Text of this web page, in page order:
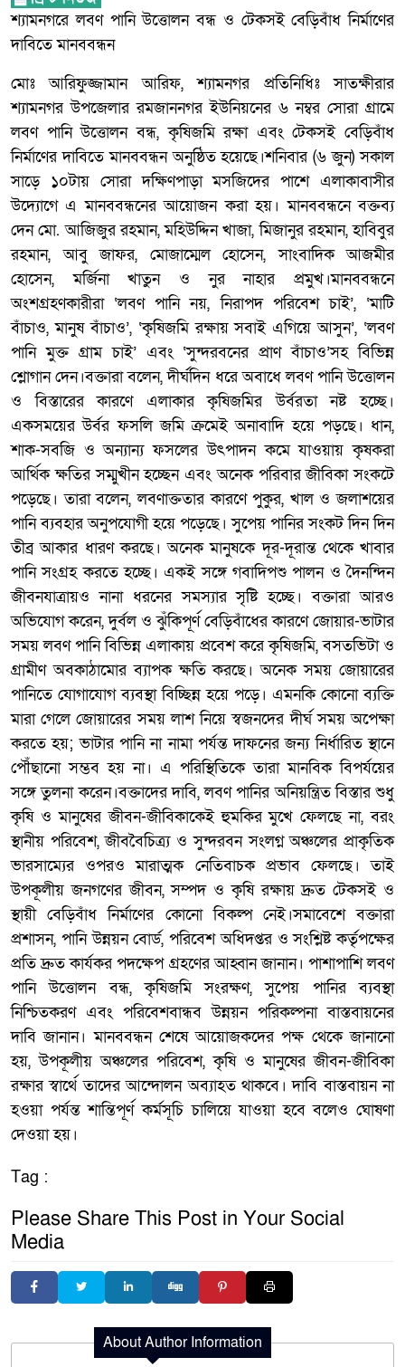
শ্যামনগরে লবণ পানি উত্তোলন বন্ধ ও টেকসই বেড়িবাঁধ নির্মাণের
দাবিতে মানববন্ধন
মোঃ আরিফুজ্জামান আরিফ, শ্যামনগর প্রতিনিধিঃ সাতক্ষীরার
শ্যামনগর উপজেলার রমজাননগর ইউনিয়নের ৬ নম্বর সোরা গ্রামে
লবণ পানি উত্তোলন বন্ধ, কৃষিজমি রক্ষা এবং টেকসই বেড়িবাঁধ
নির্মাণের দাবিতে মানববন্ধন অনুষ্ঠিত হয়েছে।শনিবার (৬ জুন) সকাল
সাড়ে ১০টায় সোরা দক্ষিণপাড়া মসজিদের পাশে এলাকাবাসীর
উদ্যোগে এ মানববন্ধনের আয়োজন করা হয়। মানববন্ধনে বক্তব্য
দেন মো. আজিজুর রহমান, মহিউদ্দিন খাজা, মিজানুর রহমান, হাবিবুর
রহমান, আবু জাফর, মোজাম্মেল হোসেন, সাংবাদিক আজমীর
হোসেন, মর্জিনা খাতুন ও নুর নাহার প্রমুখ।মানববন্ধনে
অংশগ্রহণকারীরা ‘লবণ পানি নয়, নিরাপদ পরিবেশ চাই’, ‘মাটি
বাঁচাও, মানুষ বাঁচাও’, ‘কৃষিজমি রক্ষায় সবাই এগিয়ে আসুন’, ‘লবণ
পানি মুক্ত গ্রাম চাই’ এবং ‘সুন্দরবনের প্রাণ বাঁচাও’সহ বিভিন্ন
শ্লোগান দেন।বক্তারা বলেন, দীর্ঘদিন ধরে অবাধে লবণ পানি উত্তোলন
ও বিস্তারের কারণে এলাকার কৃষিজমির উর্বরতা নষ্ট হচ্ছে।
একসময়ের উর্বর ফসলি জমি ক্রমেই অনাবাদি হয়ে পড়ছে। ধান,
শাক-সবজি ও অন্যান্য ফসলের উৎপাদন কমে যাওয়ায় কৃষকরা
আর্থিক ক্ষতির সম্মুখীন হচ্ছেন এবং অনেক পরিবার জীবিকা সংকটে
পড়েছে। তারা বলেন, লবণাক্ততার কারণে পুকুর, খাল ও জলাশয়ের
পানি ব্যবহার অনুপযোগী হয়ে পড়েছে। সুপেয় পানির সংকট দিন দিন
তীব্র আকার ধারণ করছে। অনেক মানুষকে দূর-দূরান্ত থেকে খাবার
পানি সংগ্রহ করতে হচ্ছে। একই সঙ্গে গবাদিপশু পালন ও দৈনন্দিন
জীবনযাত্রায়ও নানা ধরনের সমস্যার সৃষ্টি হচ্ছে। বক্তারা আরও
অভিযোগ করেন, দুর্বল ও ঝুঁকিপূর্ণ বেড়িবাঁধের কারণে জোয়ার-ভাটার
সময় লবণ পানি বিভিন্ন এলাকায় প্রবেশ করে কৃষিজমি, বসতভিটা ও
গ্রামীণ অবকাঠামোর ব্যাপক ক্ষতি করছে। অনেক সময় জোয়ারের
পানিতে যোগাযোগ ব্যবস্থা বিচ্ছিন্ন হয়ে পড়ে। এমনকি কোনো ব্যক্তি
মারা গেলে জোয়ারের সময় লাশ নিয়ে স্বজনদের দীর্ঘ সময় অপেক্ষা
করতে হয়; ভাটার পানি না নামা পর্যন্ত দাফনের জন্য নির্ধারিত স্থানে
পৌঁছানো সম্ভব হয় না। এ পরিস্থিতিকে তারা মানবিক বিপর্যয়ের
সঙ্গে তুলনা করেন।বক্তাদের দাবি, লবণ পানির অনিয়ন্ত্রিত বিস্তার শুধু
কৃষি ও মানুষের জীবন-জীবিকাকেই হুমকির মুখে ফেলছে না, বরং
স্থানীয় পরিবেশ, জীববৈচিত্র্য ও সুন্দরবন সংলগ্ন অঞ্চলের প্রাকৃতিক
ভারসাম্যের ওপরও মারাত্মক নেতিবাচক প্রভাব ফেলছে। তাই
উপকূলীয় জনগণের জীবন, সম্পদ ও কৃষি রক্ষায় দ্রুত টেকসই ও
স্থায়ী বেড়িবাঁধ নির্মাণের কোনো বিকল্প নেই।সমাবেশে বক্তারা
প্রশাসন, পানি উন্নয়ন বোর্ড, পরিবেশ অধিদপ্তর ও সংশ্লিষ্ট কর্তৃপক্ষের
প্রতি দ্রুত কার্যকর পদক্ষেপ গ্রহণের আহ্বান জানান। পাশাপাশি লবণ
পানি উত্তোলন বন্ধ, কৃষিজমি সংরক্ষণ, সুপেয় পানির ব্যবস্থা
নিশ্চিতকরণ এবং পরিবেশবান্ধব উন্নয়ন পরিকল্পনা বাস্তবায়নের
দাবি জানান। মানববন্ধন শেষে আয়োজকদের পক্ষ থেকে জানানো
হয়, উপকূলীয় অঞ্চলের পরিবেশ, কৃষি ও মানুষের জীবন-জীবিকা
রক্ষার স্বার্থে তাদের আন্দোলন অব্যাহত থাকবে। দাবি বাস্তবায়ন না
হওয়া পর্যন্ত শান্তিপূর্ণ কর্মসূচি চালিয়ে যাওয়া হবে বলেও ঘোষণা
দেওয়া হয়।
Tag :
Please Share This Post in Your Social
Media
About Author Information